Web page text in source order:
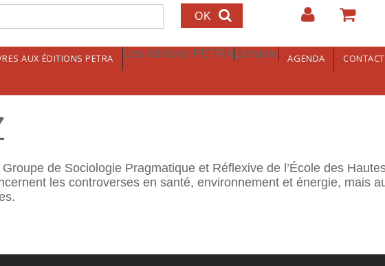
AUX ÉDITIONS PETRA Les éditions PETRALibrairie AGENDA
CONTACT
de Sociologie Pragmatique et Réflexive de l’École des
les controverses en santé, environnement et énergie, mais